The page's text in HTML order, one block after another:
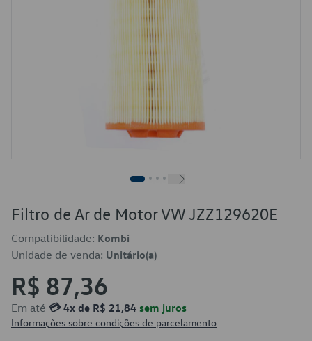
Filtro de Ar de Motor VW JZZ129620E
Compatibilidade: Kombi
Unidade de venda: Unitário(a)
R$ 87,36
Em até 💳 4x de R$ 21,84 sem juros
Informações sobre condições de parcelamento